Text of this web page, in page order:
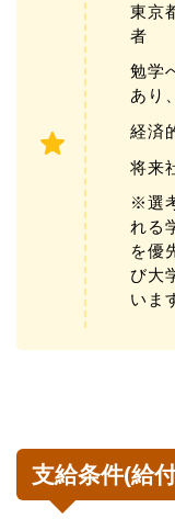
東京
者
勉学
あり
経済
将来
※選
れる
を優
び大
いま
支給条件(給